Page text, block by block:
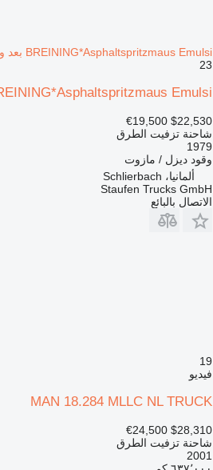
BREINING*Asphaltspritzmaus Emulsi بعد وقوع الحادث
23
Emulsi
$22,530
€19,500
شاحنة تزفيت الطرق
1979
وقود ديزل / مازوت
ألمانيا، Schlierbach
Staufen Trucks GmbH
الاتصال بالبائع
19
فيديو
MAN 18.284 MLLC NL TRUCK
$28,310
€24,500
شاحنة تزفيت الطرق
2001